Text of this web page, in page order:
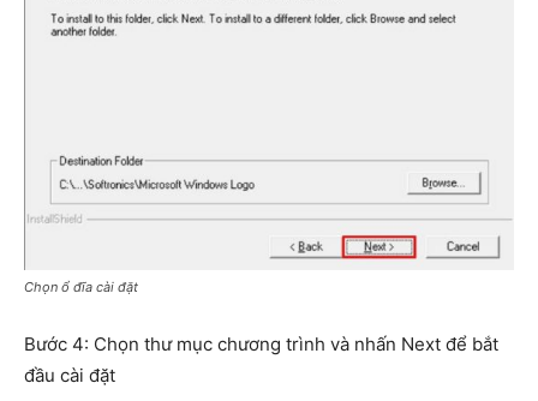
Chọn ổ đĩa cài đặt
Bước 4: Chọn thư mục chương trình và nhấn Next để bắt
đầu cài đặt